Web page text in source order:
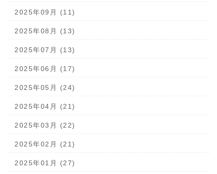
2025年09月 (11)
2025年08月 (13)
2025年07月 (13)
2025年06月 (17)
2025年05月 (24)
2025年04月 (21)
2025年03月 (22)
2025年02月 (21)
2025年01月 (27)